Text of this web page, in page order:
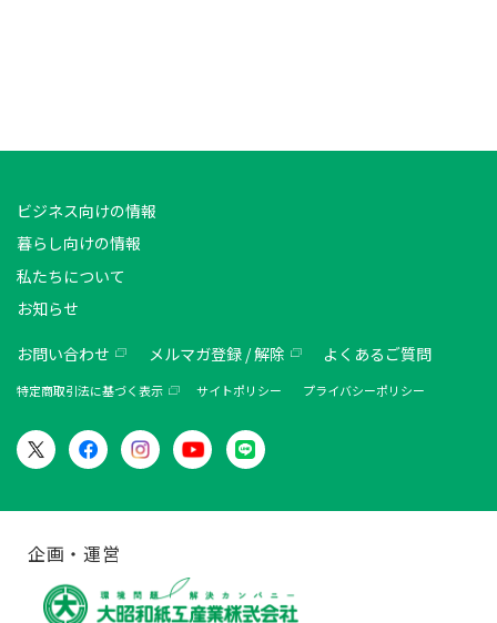
ビジネス向けの情報
暮らし向けの情報
私たちについて
お知らせ
お問い合わせ メルマガ登録 / 解除 よくあるご質問
特定商取引法に基づく表示 サイトポリシー プライバシーポリシー
企画・運営